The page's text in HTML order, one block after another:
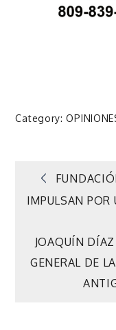
Category:
IMPULSAN POR
JOAQUÍN
GENERAL DE